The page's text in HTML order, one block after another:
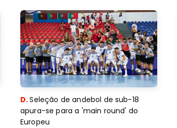
D.Seleção de andebol de sub-18
apura-se para a 'main round' do
Europeu